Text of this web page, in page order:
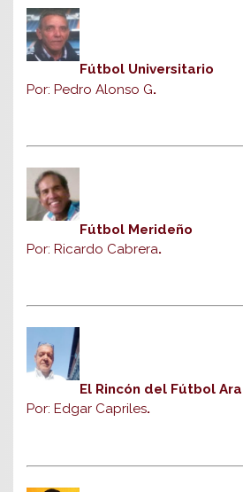
Fútbol Universitario
Por: Pedro Alonso G.
Fútbol Merideño
Por: Ricardo Cabrera.
El Rincón del Fútbol
Por: Edgar Capriles.